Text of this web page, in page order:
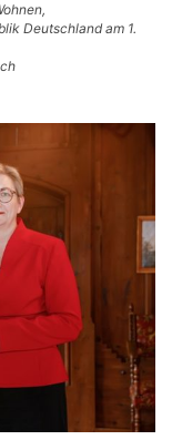
Deutschland am 1.